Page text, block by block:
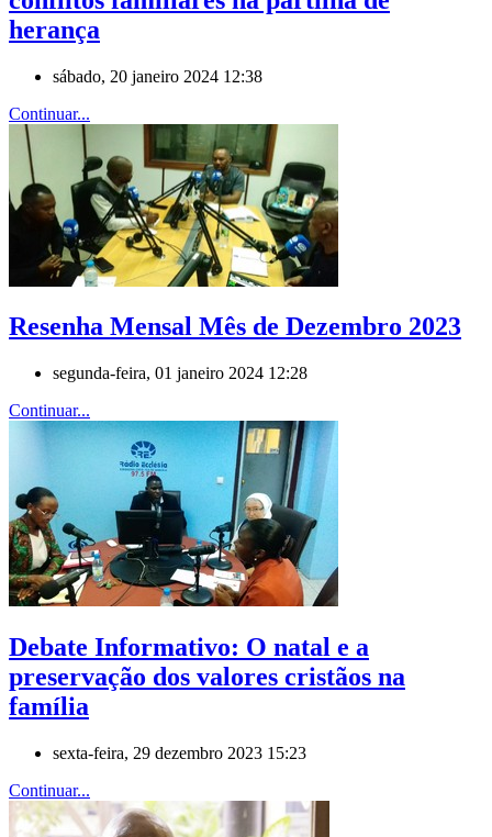
herança
sábado, 20 janeiro 2024 12:38
Continuar...
Resenha Mensal Mês de Dezembro 2023
segunda-feira, 01 janeiro 2024 12:28
Continuar...
Debate Informativo: O natal e a
preservação dos valores cristãos na
família
sexta-feira, 29 dezembro 2023 15:23
Continuar...